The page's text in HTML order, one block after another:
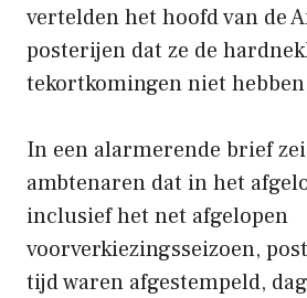
vertelden het hoofd van de
posterijen dat ze de
tekortkomingen niet
In een alarmerende brief
ambtenaren dat in het
inclusief het net afgelopen
voorverkiezingsseizoen,
tijd waren afgestempeld,